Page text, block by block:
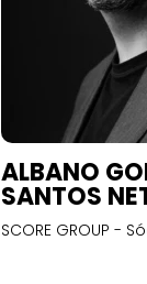
ALBANO
SANTOS
SCORE GROUP -